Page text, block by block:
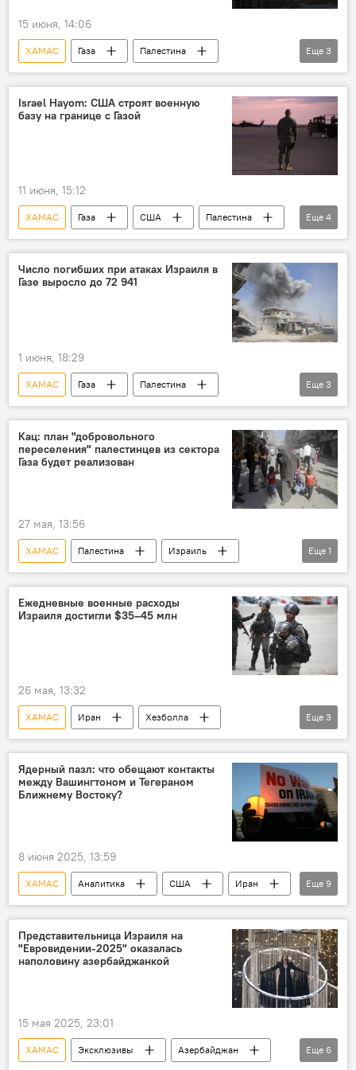
15 июня, 14:06
ХАМАС Газа
Палестина
Израиль
Сергей Лавров
Дональд Трамп
Президент США Дональд Трамп
Еще 3
Israel Hayom: США строят военную
базу на границе с Газой
11 июня, 15:12
ХАМАС Газа США
Палестина
Израиль
Ближний Восток
палестино-израильский конфликт
Дональд Трамп
Еще 4
Число погибших при атаках Израиля в
Газе выросло до 72 941
1 июня, 18:29
ХАМАС Газа
Палестина
Израиль
Биньямин Нетаньяху
Ближний Восток
Еще 3
Кац: план "добровольного
переселения" палестинцев из сектора
Газа будет реализован
27 мая, 13:56
ХАМАС Палестина
Израиль
сектор Газа
Еще 1
Ежедневные военные расходы
Израиля достигли $35–45 млн
26 мая, 13:32
ХАМАС Иран
Хезболла
Израиль
Ближний Восток
Министерство обороны
Еще 3
Ядерный пазл: что обещают контакты
между Вашингтоном и Тегераном
Ближнему Востоку?
8 июня 2025, 13:59
ХАМАС Аналитика США
Иран
Переговоры
Ядерная сделка
Ближний Восток
Конфликт
Газа
Хезболла
Еще 9
Представительница Израиля на
"Евровидении-2025" оказалась
наполовину азербайджанкой
15 мая 2025, 23:01
ХАМАС Эксклюзивы
Азербайджан
Еще 6